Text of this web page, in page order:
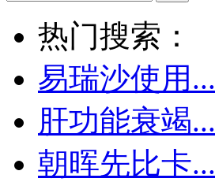
热门搜索：
易瑞沙使用...
肝功能衰竭...
朝晖先比卡...